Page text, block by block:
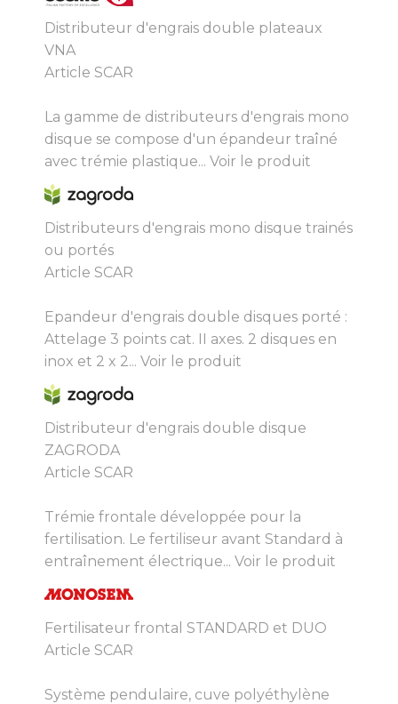
Distributeur d'engrais double plateaux
VNA
Article SCAR
La gamme de distributeurs d'engrais mono
disque se compose d'un épandeur traîné
avec trémie plastique... Voir le produit
Distributeurs d'engrais mono disque trainés
ou portés
Article SCAR
Epandeur d'engrais double disques porté :
Attelage 3 points cat. II axes. 2 disques en
inox et 2 x 2... Voir le produit
Distributeur d'engrais double disque
ZAGRODA
Article SCAR
Trémie frontale développée pour la
fertilisation. Le fertiliseur avant Standard à
entraînement électrique... Voir le produit
Fertilisateur frontal STANDARD et DUO
Article SCAR
Système pendulaire, cuve polyéthylène